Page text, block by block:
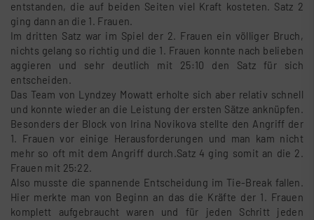
entstanden, die auf beiden Seiten viel Kraft kosteten. Satz 2
ging dann an die 1. Frauen.
Im dritten Satz war im Spiel der 2. Frauen ein völliger Bruch,
nichts gelang so richtig und die 1. Frauen konnte nach belieben
aggieren und sehr deutlich mit 25:10 den Satz für sich
entscheiden.
Das Team von Lyndzey Mowatt erholte sich aber relativ schnell
und konnte wieder an die Leistung der ersten Sätze anknüpfen.
Besonders der Block von Irina Novikova stellte den Angriff der
1. Frauen vor einige Herausforderungen und man kam nicht
mehr so oft mit dem Angriff durch.Satz 4 ging somit an die 2.
Frauen mit 25:22.
Also musste die spannende Entscheidung im Tie-Break fallen.
Hier merkte man von Beginn an das die Kräfte der 1. Frauen
komplett aufgebraucht waren und für jeden Schritt jeden